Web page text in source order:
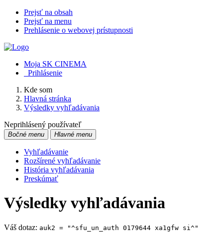
Prejsť na obsah
Prejsť na menu
Prehlásenie o webovej prístupnosti
Moja SK CINEMA
Prihlásenie
Kde som
Hlavná stránka
Výsledky vyhľadávania
Neprihlásený používateľ
Bočné menu Hlavné menu
Vyhľadávanie
Rozšírené vyhľadávanie
História vyhľadávania
Preskúmať
Výsledky vyhľadávania
Váš dotaz: auk2 = "^sfu_un_auth 0179644 xa1gfw si^"